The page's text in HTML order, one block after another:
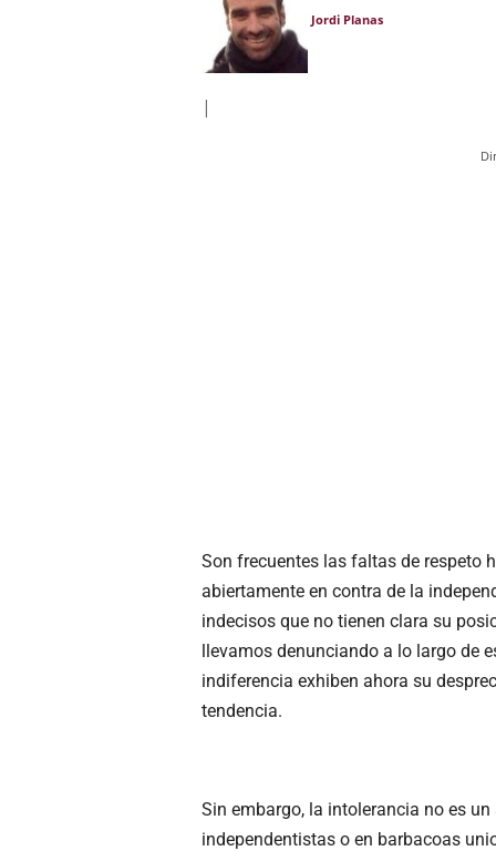
Jordi Planas
|
Son frecuentes las faltas de respeto
abiertamente en contra de la
indecisos que no tienen clara su
llevamos denunciando a lo largo de
indiferencia exhiben ahora su
tendencia.
Sin embargo, la intolerancia no es
independentistas o en barbacoas